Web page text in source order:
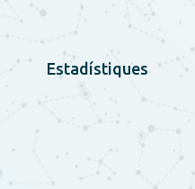
Estadístiques